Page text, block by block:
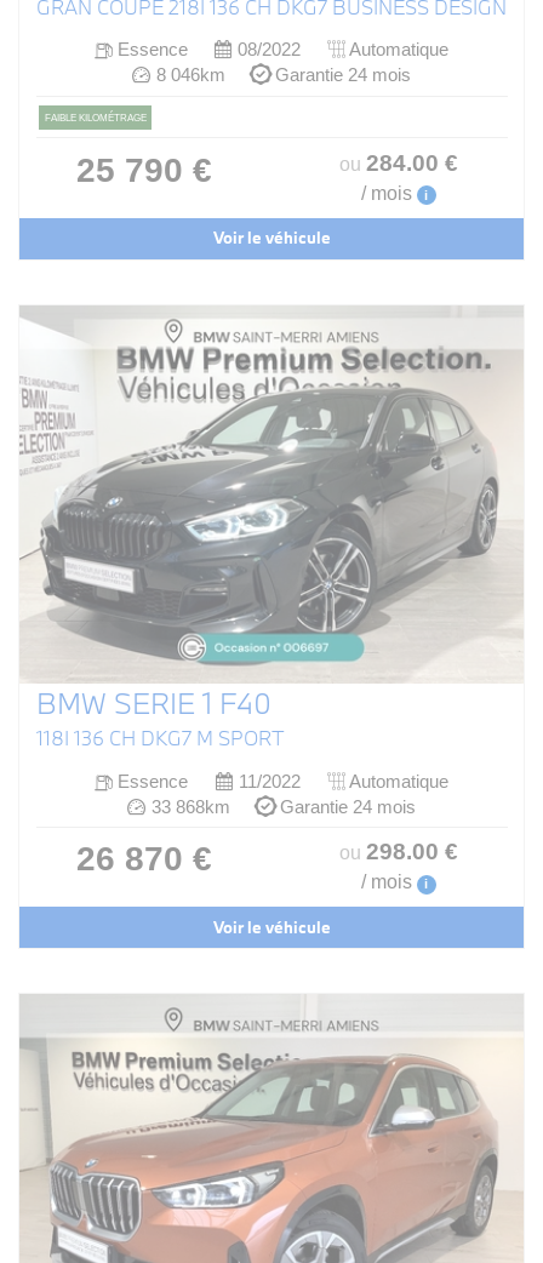
GRAN COUPE 218I 136 CH DKG7 BUSINESS DESIGN
Essence 08/2022
Automatique
8 046km
Garantie 24 mois
FAIBLE KILOMÉTRAGE
25 790 € ou 284.00 €
/ mois i
Voir le véhicule
BMW SERIE 1 F40
118I 136 CH DKG7 M SPORT
Essence 11/2022
Automatique
33 868km
Garantie 24 mois
26 870 € ou 298.00 €
/ mois i
Voir le véhicule